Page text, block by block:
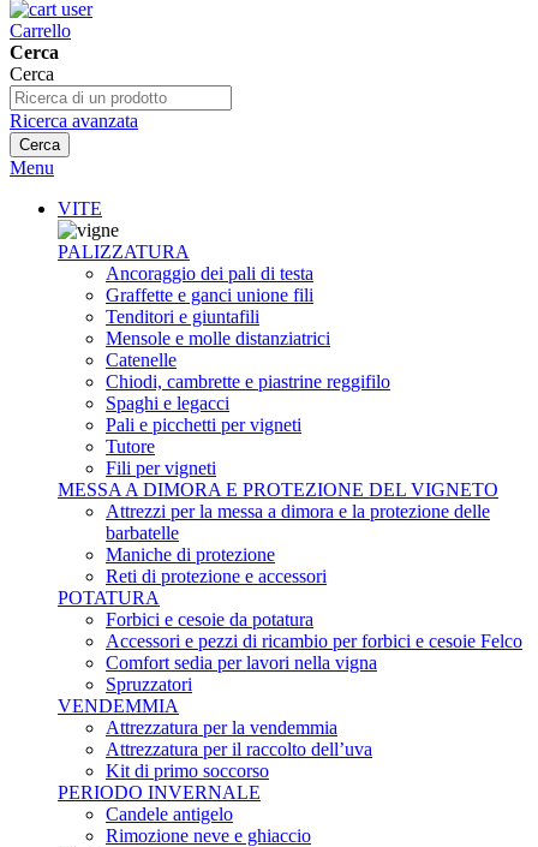
Carrello
Cerca
Cerca
Ricerca avanzata
Cerca
Menu
VITE
PALIZZATURA
Ancoraggio dei pali di testa
Graffette e ganci unione fili
Tenditori e giuntafili
Mensole e molle distanziatrici
Catenelle
Chiodi, cambrette e piastrine reggifilo
Spaghi e legacci
Pali e picchetti per vigneti
Tutore
Fili per vigneti
MESSA A DIMORA E PROTEZIONE DEL VIGNETO
Attrezzi per la messa a dimora e la protezione delle
barbatelle
Maniche di protezione
Reti di protezione e accessori
POTATURA
Forbici e cesoie da potatura
Accessori e pezzi di ricambio per forbici e cesoie Felco
Comfort sedia per lavori nella vigna
Spruzzatori
VENDEMMIA
Attrezzatura per la vendemmia
Attrezzatura per il raccolto dell’uva
Kit di primo soccorso
PERIODO INVERNALE
Candele antigelo
Rimozione neve e ghiaccio